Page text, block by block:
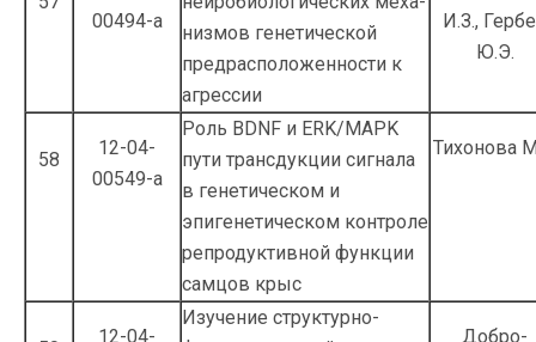
00494-а
низмов генетической
предрасположеннос­ти к
агрессии
И.З.,
Ю.Э.
58
12-04-
00549-а
Роль BDNF и ERK/MAPK
пути трансдук­ции сигнала
в генетическом и
эпигенети­ческом контроле
репродуктивной функции
самцов крыс
Тихонова
12-04-
Изучение структурно-
Добро-